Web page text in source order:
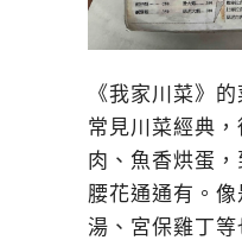
《我家川菜》
常見川菜經典
肉、魚香烘蛋
腰花通通有。
湯、宮保雞丁